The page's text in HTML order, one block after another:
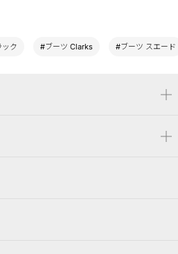
ク #ブーツ Clarks #ブーツ スエード